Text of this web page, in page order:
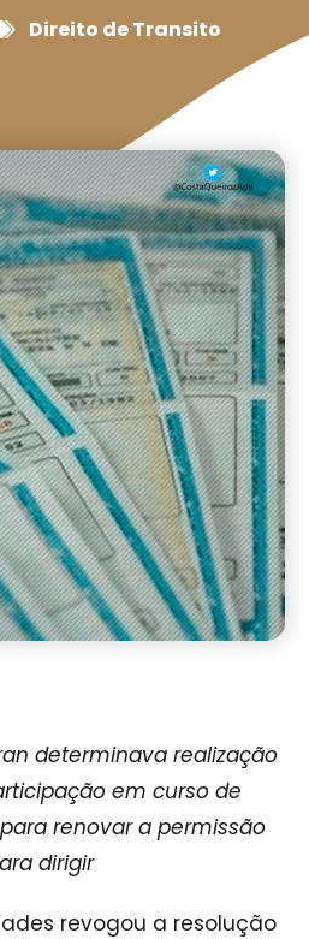
Direito de Transito
determinava realização
em curso de
renovar a permissão
dirigir
revogou a resolução